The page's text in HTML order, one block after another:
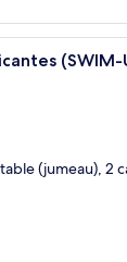
Une
(SWIM-
(jumeau), 2